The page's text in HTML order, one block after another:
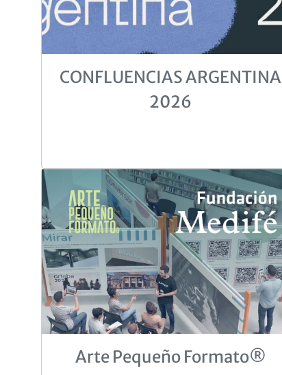
CONFLUENCIAS ARGENTINA
2026
Arte Pequeño Formato®